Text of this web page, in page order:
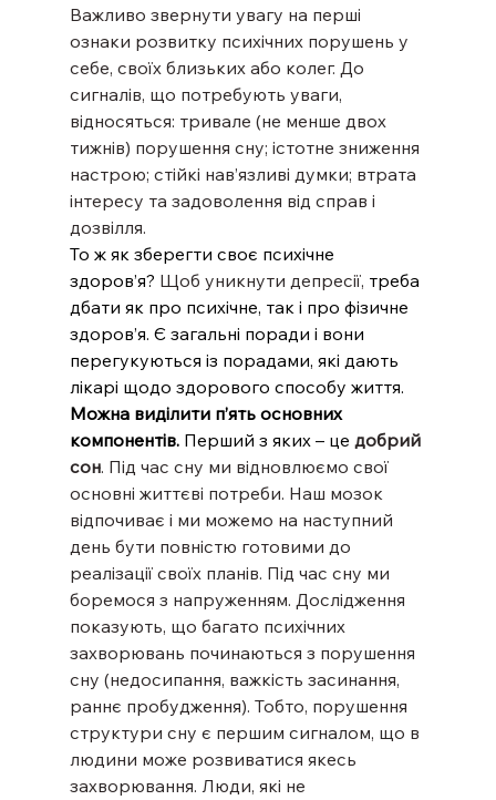
Важливо звернути увагу на перші
ознаки розвитку психічних порушень у
себе, своїх близьких або колег. До
сигналів, що потребують уваги,
відносяться: тривале (не менше двох
тижнів) порушення сну; істотне зниження
настрою; стійкі нав’язливі думки; втрата
інтересу та задоволення від справ і
дозвілля.
То ж як зберегти своє психічне
здоров’я? Щоб уникнути депресії, треба
дбати як про психічне, так і про фізичне
здоров’я. Є загальні поради і вони
перегукуються із порадами, які дають
лікарі щодо здорового способу життя.
Можна виділити п’ять основних
компонентів. Перший з яких – це добрий
сон. Під час сну ми відновлюємо свої
основні життєві потреби. Наш мозок
відпочиває і ми можемо на наступний
день бути повністю готовими до
реалізації своїх планів. Під час сну ми
боремося з напруженням. Дослідження
показують, що багато психічних
захворювань починаються з порушення
сну (недосипання, важкість засинання,
раннє пробудження). Тобто, порушення
структури сну є першим сигналом, що в
людини може розвиватися якесь
захворювання. Люди, які не